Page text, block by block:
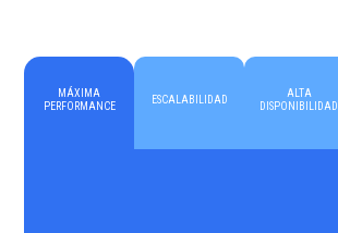
MÁXIMA
PERFORMANCE
ESCALABILIDAD
ALTA
DISPONIBILIDAD